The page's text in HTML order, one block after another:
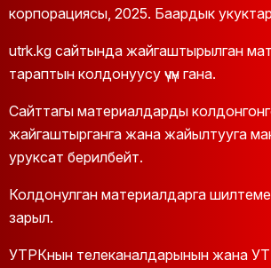
корпорациясы, 2025. Баардык
utrk.kg сайтында жайгаштырылган
тараптын колдонуусу үчүн гана.
Сайттагы материалдарды
жайгаштырганга жана жайылтууга
уруксат берилбейт.
Колдонулган материалдарга шилтеме
зарыл.
УТРКнын телеканалдарынын жана